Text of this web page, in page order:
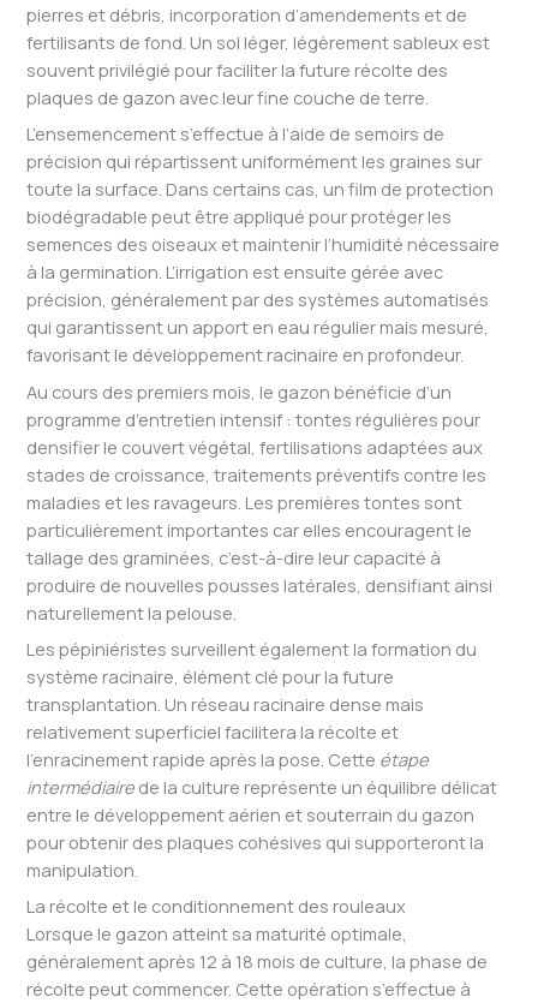
pierres et débris, incorporation d’amendements et de
fertilisants de fond. Un sol léger, légèrement sableux est
souvent privilégié pour faciliter la future récolte des
plaques de gazon avec leur fine couche de terre.
L’ensemencement s’effectue à l’aide de semoirs de
précision qui répartissent uniformément les graines sur
toute la surface. Dans certains cas, un film de protection
biodégradable peut être appliqué pour protéger les
semences des oiseaux et maintenir l’humidité nécessaire
à la germination. L’irrigation est ensuite gérée avec
précision, généralement par des systèmes automatisés
qui garantissent un apport en eau régulier mais mesuré,
favorisant le développement racinaire en profondeur.
Au cours des premiers mois, le gazon bénéficie d’un
programme d’entretien intensif : tontes régulières pour
densifier le couvert végétal, fertilisations adaptées aux
stades de croissance, traitements préventifs contre les
maladies et les ravageurs. Les premières tontes sont
particulièrement importantes car elles encouragent le
tallage des graminées, c’est-à-dire leur capacité à
produire de nouvelles pousses latérales, densifiant ainsi
naturellement la pelouse.
Les pépiniéristes surveillent également la formation du
système racinaire, élément clé pour la future
transplantation. Un réseau racinaire dense mais
relativement superficiel facilitera la récolte et
l’enracinement rapide après la pose. Cette étape
intermédiaire de la culture représente un équilibre délicat
entre le développement aérien et souterrain du gazon
pour obtenir des plaques cohésives qui supporteront la
manipulation.
La récolte et le conditionnement des rouleaux
Lorsque le gazon atteint sa maturité optimale,
généralement après 12 à 18 mois de culture, la phase de
récolte peut commencer. Cette opération s’effectue à